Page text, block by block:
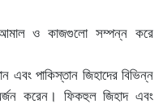
ও কাজগুলো সম্পন্ন করে
এবং পাকিস্তান জিহাদের বিভিন্ন
করেন। ফিকহুল জিহাদ এবং